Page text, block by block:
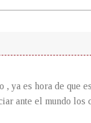
ya es hora de que
ante el mundo los